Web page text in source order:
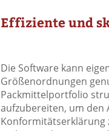
Effiziente und
Die Software kann
Größenordnungen
Packmittelportfolio
aufzubereiten, um den
Konformitätserklärung